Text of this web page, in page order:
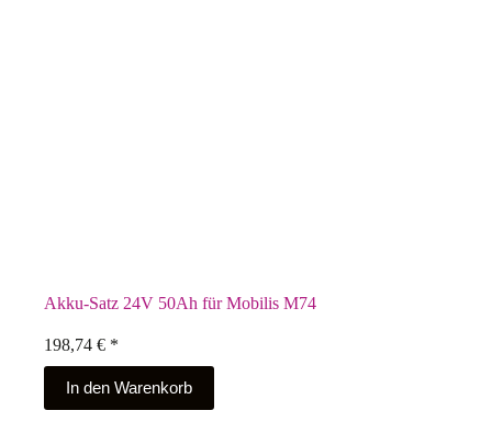
Akku-Satz 24V 50Ah für Mobilis M74
198,74 € *
In den Warenkorb